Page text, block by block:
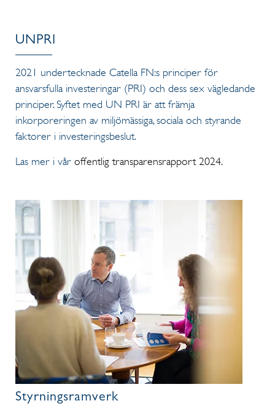
UNPRI
2021 undertecknade Catella FN:s principer för
ansvarsfulla investeringar (PRI) och dess sex vägledande
principer. Syftet med UN PRI är att främja
inkorporeringen av miljömässiga, sociala och styrande
faktorer i investeringsbeslut.
Las mer i vår offentlig transparensrapport 2024.
Styrningsramverk